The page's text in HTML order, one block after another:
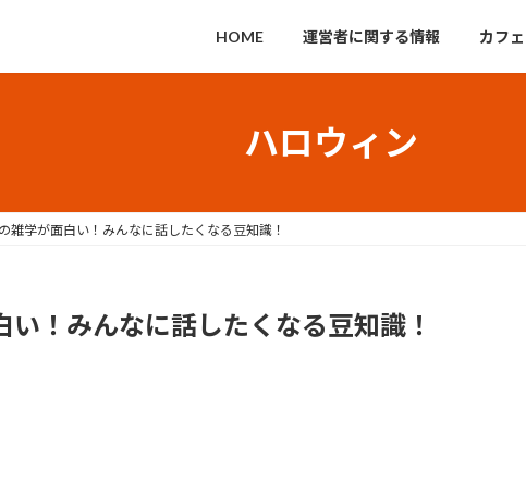
HOME 運営者に関する情報 カフェ
ハロウィン
雑学が面白い！みんなに話したくなる豆知識！
！みんなに話したくなる豆知識！